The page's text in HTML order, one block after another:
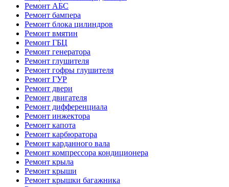
Ремонт АБС
Ремонт бампера
Ремонт блока цилиндров
Ремонт вмятин
Ремонт ГБЦ
Ремонт генератора
Ремонт глушителя
Ремонт гофры глушителя
Ремонт ГУР
Ремонт двери
Ремонт двигателя
Ремонт дифференциала
Ремонт инжектора
Ремонт капота
Ремонт карбюратора
Ремонт карданного вала
Ремонт компрессора кондиционера
Ремонт крыла
Ремонт крыши
Ремонт крышки багажника